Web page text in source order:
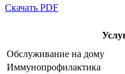
Скачать PDF
Обслуживание на дому
Иммунопрофилактика